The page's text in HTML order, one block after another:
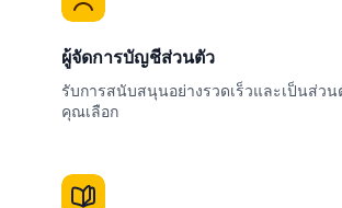
ผู้จัดการบัญชีส่วนตัว
รับการสนับสนุนอย่างรวดเร็วและเป็นส่ว
คุณเลือก